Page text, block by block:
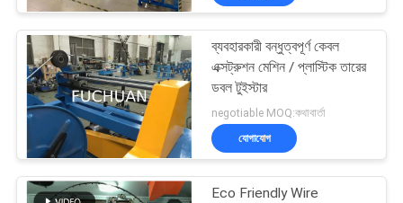
ব্যবহারকারী বন্ধুত্বপূর্ণ কেবল
এক্সট্রুশন মেশিন / প্লাস্টিক তারের
ডবল টুইস্টার
negotiable MOQ:কথাবার্তা
যোগাযোগ
Eco Friendly Wire